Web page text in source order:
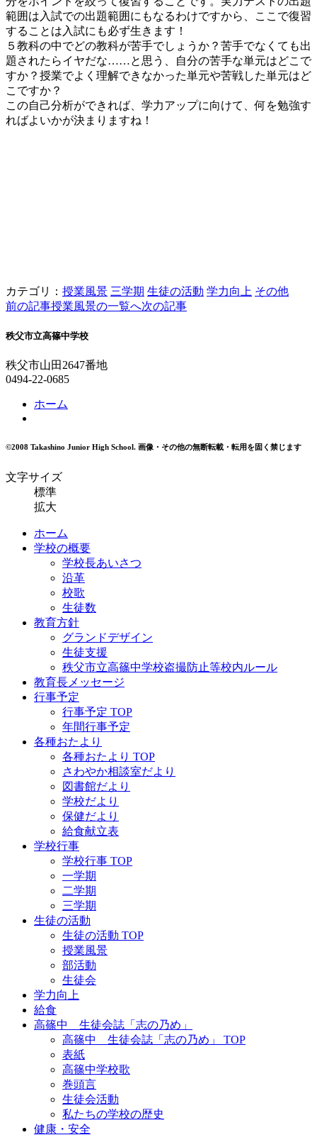
範囲は入試での出題範囲にもなるわけですから、ここで復習
することは入試にも必ず生きます！
５教科の中でどの教科が苦手でしょうか？苦手でなくても出
題されたらイヤだな……と思う、自分の苦手な単元はどこで
すか？授業でよく理解できなかった単元や苦戦した単元はど
こですか？
この自己分析ができれば、学力アップに向けて、何を勉強す
ればよいかが決まりますね！
カテゴリ： 授業風景 三学期 生徒の活動 学力向上 その他
前の記事授業風景の一覧へ次の記事
秩父市立高篠中学校
秩父市山田2647番地
0494-22-0685
ホーム
©2008 Takashino Junior High School. 画像・その他の無断転載・転用を固く禁じます
文字サイズ
標準
拡大
ホーム
学校の概要
学校長あいさつ
沿革
校歌
生徒数
教育方針
グランドデザイン
生徒支援
秩父市立高篠中学校盗撮防止等校内ルール
教育長メッセージ
行事予定
行事予定 TOP
年間行事予定
各種おたより
各種おたより TOP
さわやか相談室だより
図書館だより
学校だより
保健だより
給食献立表
学校行事
学校行事 TOP
一学期
二学期
三学期
生徒の活動
生徒の活動 TOP
授業風景
部活動
生徒会
学力向上
給食
高篠中 生徒会誌「志の乃め」
高篠中 生徒会誌「志の乃め」 TOP
表紙
高篠中学校歌
巻頭言
生徒会活動
私たちの学校の歴史
健康・安全